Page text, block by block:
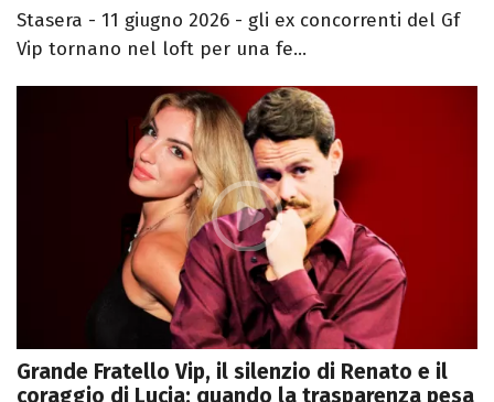
Stasera - 11 giugno 2026 - gli ex concorrenti del Gf
Vip tornano nel loft per una fe...
Grande Fratello Vip, il silenzio di Renato e il
coraggio di Lucia: quando la trasparenza pesa